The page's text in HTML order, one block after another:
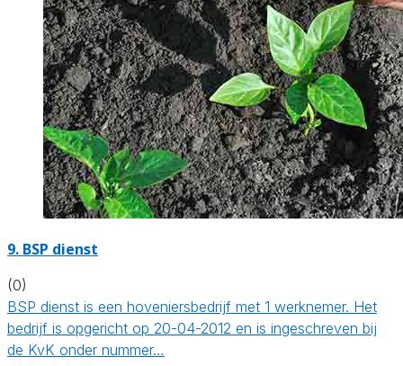
9. BSP dienst
(0)
BSP dienst is een hoveniersbedrijf met 1 werknemer. Het
bedrijf is opgericht op 20-04-2012 en is ingeschreven bij
de KvK onder nummer…